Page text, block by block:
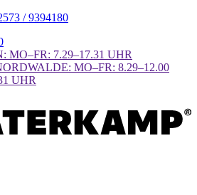
/ 9394180
MO–FR: 7.29–17.31 UHR
MO–FR: 8.29–12.00
UHR